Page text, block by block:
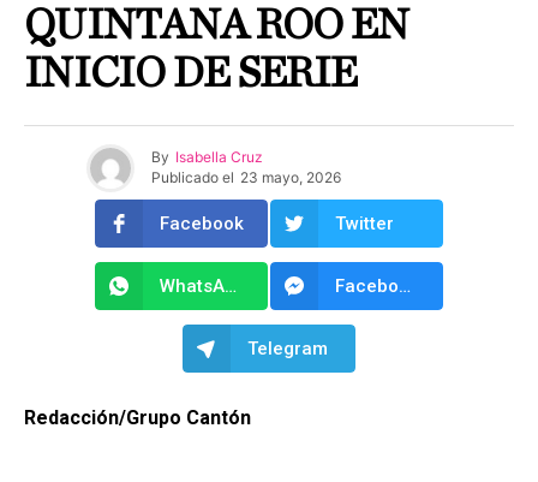
QUINTANA ROO EN
INICIO DE SERIE
By Isabella Cruz
Publicado el 23 mayo, 2026
Facebook Twitter
WhatsApp Facebook Messenger
Telegram
Redacción/Grupo Cantón